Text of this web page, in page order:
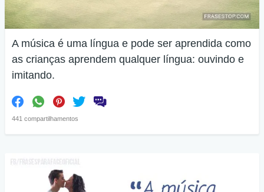
A música é uma língua e pode ser aprendida como
as crianças aprendem qualquer língua: ouvindo e
imitando.
441 compartilhamentos